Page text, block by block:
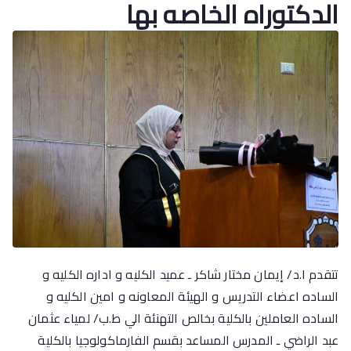
الدكتوراه الخاصه بها
تتقدم ا.د/ إيمان مختار شاكر ـ عميد الكليه و اداره الكليه و
الساده اعضاء التدريس و الهيئة المعاونه و امين الكليه و
الساده العاملين بالكلية بخالص التهنئة الي ط.ب/ لمياء عثمان
عبد الراضي ـ المدرس المساعد بقسم الفارماكولوجيا بالكلية